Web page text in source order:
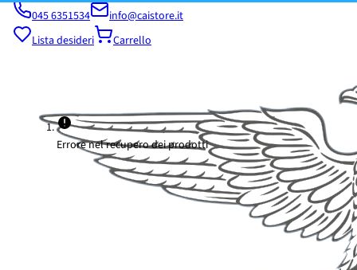
045 6351534
info@caistore.it
Lista desideri
Carrello
Errore nel recupero dei prodotti